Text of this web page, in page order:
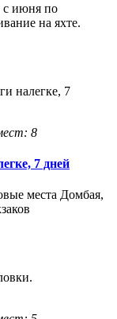
с июня по
на яхте.
8
7 дней
места Домбая,